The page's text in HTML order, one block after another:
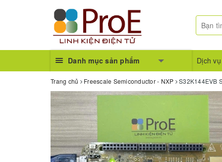
Danh mục sản phẩm Dịch
Trang chủ Freescale Semiconductor - NXP S32K144EVB